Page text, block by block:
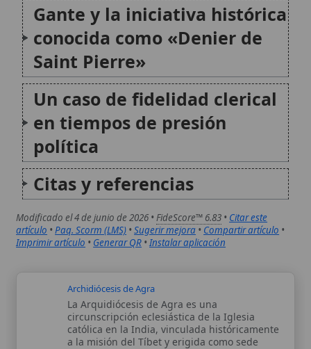
Citas y referencias
Modificado el 4 de junio de 2026 •
artículo•Paq. Scorm (LMS)•Sugerir mejora
Imprimir artículo•Generar QR•Instalar aplicación
Archidiócesis de Agra
La Arquidiócesis de Agra es una
circunscripción eclesiástica de la Iglesia
católica en la India, vinculada históricamente
a la misión del Tíbet y erigida como sede
metropolitana a finales del siglo XIX. Su
historia se apoya en una sucesión de...
Archidiócesis de Aix
La archidiócesis de Aix, vinculada desde la
Antigüedad a la ciudad de Aquae Sextiae (Aix-
Francia. Su memoria se entrelaza con la
organización eclesiástica del sur de la Galia...
Autor:Comité editorial